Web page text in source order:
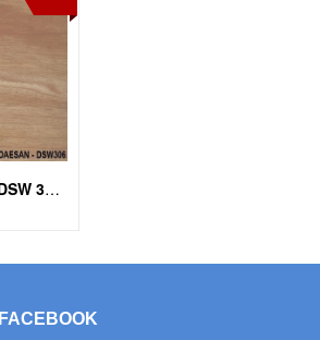
Sàn Nhựa Dán Keo Daesan DSW 306
FACEBOOK